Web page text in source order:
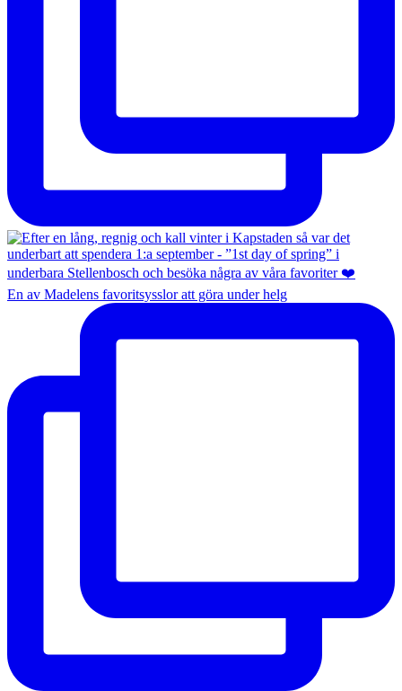
En av Madelens favoritsysslor att göra under helg